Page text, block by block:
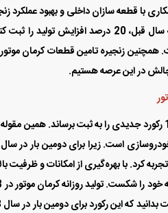
کرمان موتور از نظر تولید توانست در سال 1403 رکورد جدیدی
یک روز را تجربه کرد. با بهره‌گیری از امکانات و